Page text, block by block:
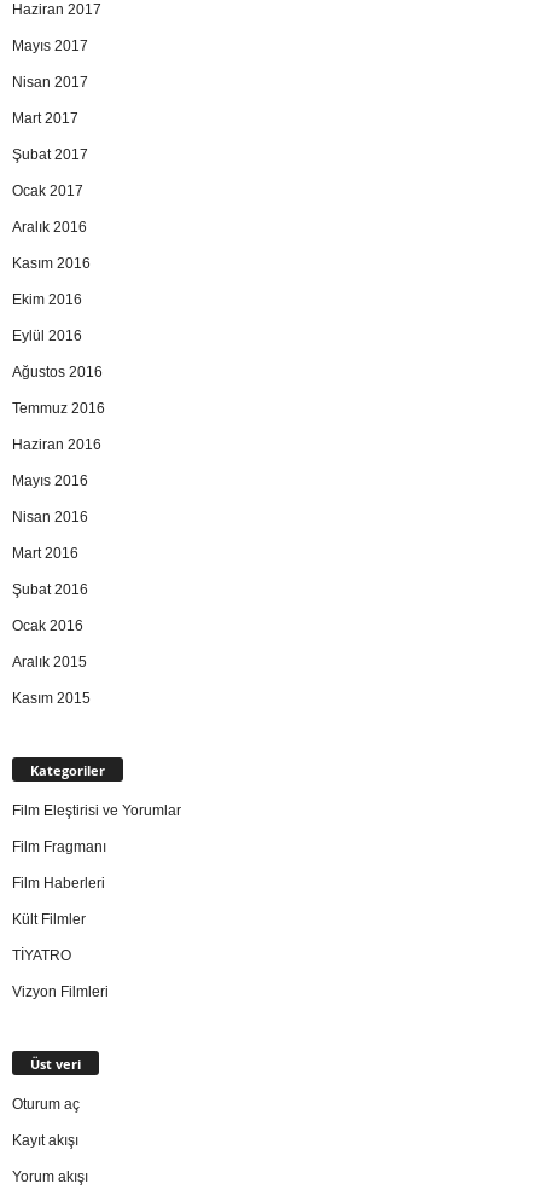
Haziran 2017
Mayıs 2017
Nisan 2017
Mart 2017
Şubat 2017
Ocak 2017
Aralık 2016
Kasım 2016
Ekim 2016
Eylül 2016
Ağustos 2016
Temmuz 2016
Haziran 2016
Mayıs 2016
Nisan 2016
Mart 2016
Şubat 2016
Ocak 2016
Aralık 2015
Kasım 2015
Kategoriler
Film Eleştirisi ve Yorumlar
Film Fragmanı
Film Haberleri
Kült Filmler
TİYATRO
Vizyon Filmleri
Üst veri
Oturum aç
Kayıt akışı
Yorum akışı